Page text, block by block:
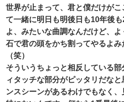
世界が止まって、君と僕だけが
て一緒に明日も明後日も10年後
よ、みたいな曲調なんだけど、
石で君の頭をかち割ってやるよみ
（笑）
そういうちょっと相反している
ィタッチな部分がピッタリだな
ンスシーンがあるわけでもなく